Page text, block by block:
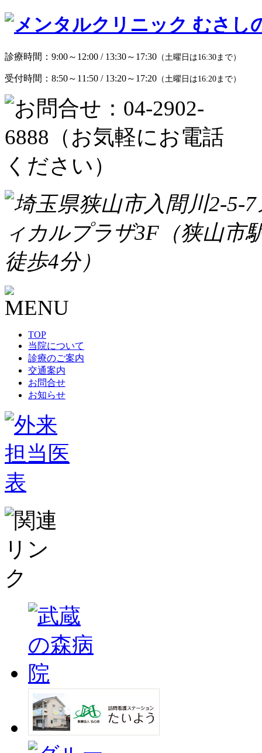
診療時間： 9:00～12:00 / 13:30～17:30 （土曜日は16:30まで）
受付時間： 8:50～11:50 / 13:20～17:20 （土曜日は16:20まで）
TOP
当院について
診療のご案内
交通案内
お問合せ
お知らせ